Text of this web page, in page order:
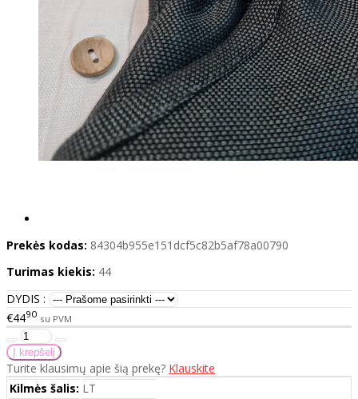
Prekės kodas: 84304b955e151dcf5c82b5af78a00790
Turimas kiekis: 44
DYDIS :
€4490 su PVM
Turite klausimų apie šią prekę? Klauskite
Kilmės šalis: LT